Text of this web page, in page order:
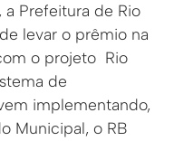
a Prefeitura de Rio
levar o prêmio na
o projeto Rio
de
implementando,
Municipal, o RB